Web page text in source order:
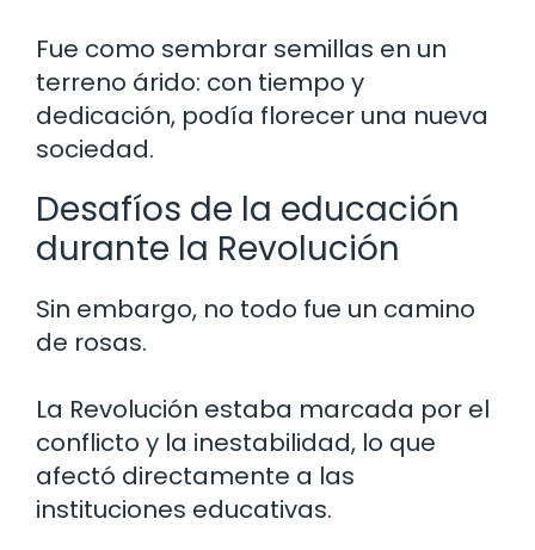
Fue como sembrar semillas en un
terreno árido: con tiempo y
dedicación, podía florecer una nueva
sociedad.
Desafíos de la educación
durante la Revolución
Sin embargo, no todo fue un camino
de rosas.
La Revolución estaba marcada por el
conflicto y la inestabilidad, lo que
afectó directamente a las
instituciones educativas.